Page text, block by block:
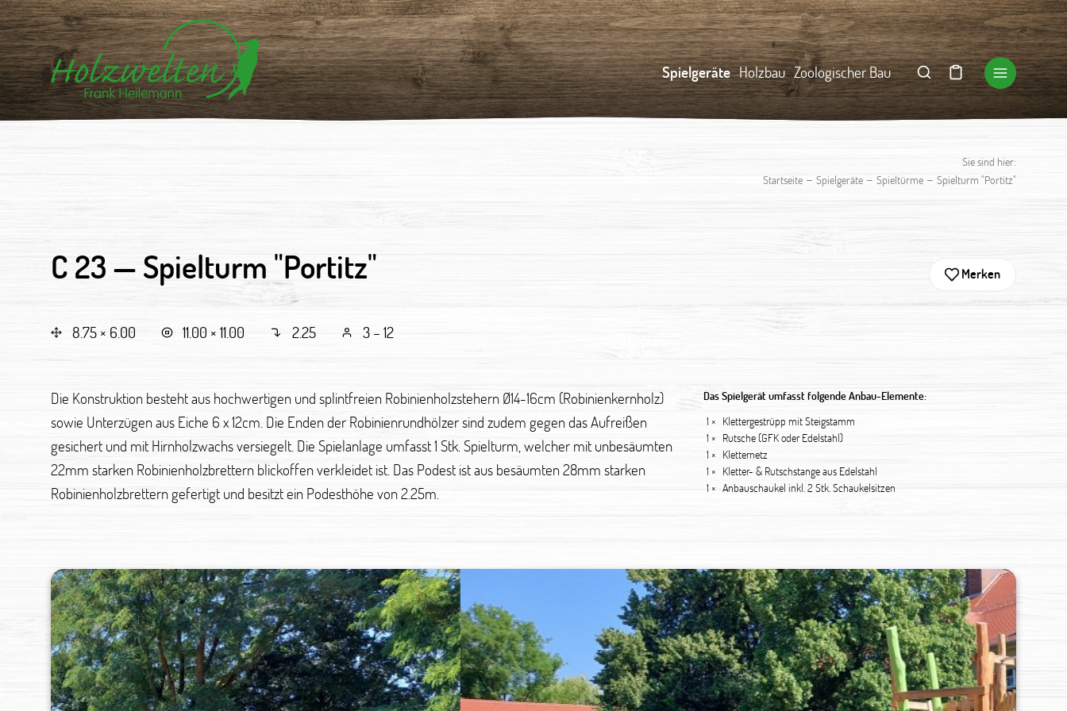
Spielgeräte Holzbau Zoologischer Bau
Sie sind hier:
Startseite – Spielgeräte – Spieltürme – Spielturm "Portitz"
C 23 —Spielturm "Portitz" Merken
8.75 × 6.00 11.00 × 11.00 2.25 3 – 12
Die Konstruktion besteht aus hochwertigen und splintfreien Robinienholzstehern Ø14-16cm (Robinienkernholz)
sowie Unterzügen aus Eiche 6 x 12cm. Die Enden der Robinienrundhölzer sind zudem gegen das Aufreißen
gesichert und mit Hirnholzwachs versiegelt. Die Spielanlage umfasst 1 Stk. Spielturm, welcher mit unbesäumten
22mm starken Robinienholzbrettern blickoffen verkleidet ist. Das Podest ist aus besäumten 28mm starken
Robinienholzbrettern gefertigt und besitzt ein Podesthöhe von 2.25m.
Das Spielgerät umfasst folgende Anbau-Elemente:
1 × Klettergestrüpp mit Steigstamm
1 × Rutsche (GFK oder Edelstahl)
1 × Kletternetz
1 × Kletter- & Rutschstange aus Edelstahl
1 × Anbauschaukel inkl. 2 Stk. Schaukelsitzen